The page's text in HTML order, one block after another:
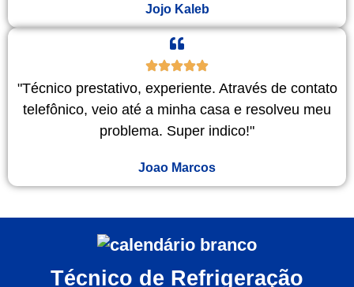
Jojo Kaleb
"Técnico prestativo, experiente. Através de contato
telefônico, veio até a minha casa e resolveu meu
problema. Super indico!"
Joao Marcos
Técnico de Refrigeração